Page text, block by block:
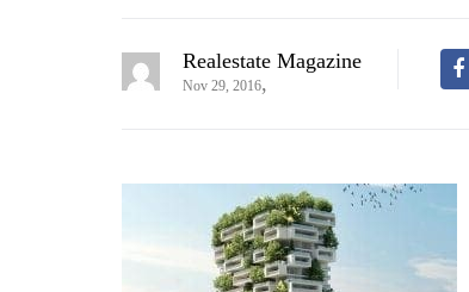
Realestate Magazine
Nov 29, 2016,